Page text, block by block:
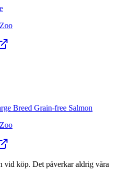
Breed Grain-free Salmon
vid köp. Det påverkar aldrig våra